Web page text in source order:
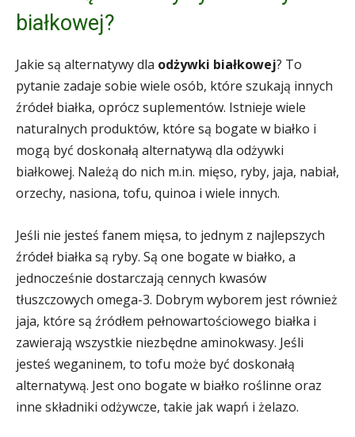
białkowej?
Jakie są alternatywy dla odżywki białkowej? To
pytanie zadaje sobie wiele osób, które szukają innych
źródeł białka, oprócz suplementów. Istnieje wiele
naturalnych produktów, które są bogate w białko i
mogą być doskonałą alternatywą dla odżywki
białkowej. Należą do nich m.in. mięso, ryby, jaja, nabiał,
orzechy, nasiona, tofu, quinoa i wiele innych.
Jeśli nie jesteś fanem mięsa, to jednym z najlepszych
źródeł białka są ryby. Są one bogate w białko, a
jednocześnie dostarczają cennych kwasów
tłuszczowych omega-3. Dobrym wyborem jest również
jaja, które są źródłem pełnowartościowego białka i
zawierają wszystkie niezbędne aminokwasy. Jeśli
jesteś weganinem, to tofu może być doskonałą
alternatywą. Jest ono bogate w białko roślinne oraz
inne składniki odżywcze, takie jak wapń i żelazo.